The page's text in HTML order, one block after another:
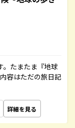
。たまたま『地球
容はただの旅日記
詳細を見る